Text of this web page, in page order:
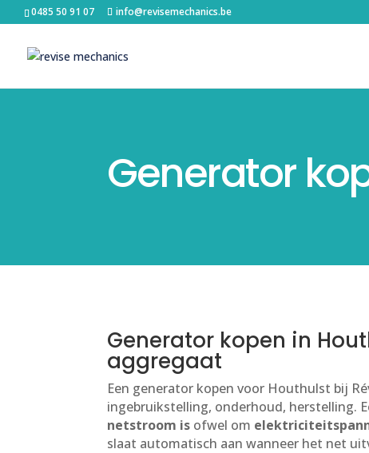
0485 50 91 07 info@revisemechanics.be
Generator
Generator kopen in
aggregaat
Een generator kopen voor Houthulst bij
ingebruikstelling, onderhoud, herstelling.
netstroom is ofwel om
slaat automatisch aan wanneer het net